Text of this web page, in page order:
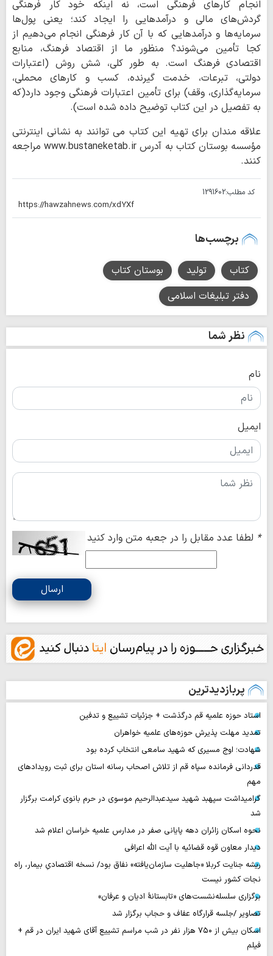
انجام کارهای فرهنگی است، نه اینکه خود کار فرهنگی
گردش‌های مالی و درآمدهایی را ایجاد کند؛ یعنی پول‌ها
سرمایه‌ها و درآمدهایی که با آن کار فرهنگی انجام می‌دهیم از
کجا تأمین می‌شوند؟ منظور ما از اقتصاد فرهنگ، منابع
اقتصادی فرهنگ است. به طور کلی، شش روش (اعتبارات
دولتی، تبرعات، خدمت گیرنده، کسب و کارهای محملی،
سرمایه‌گذاری، وقف) برای تأمین اعتبارات فرهنگی وجود دارد(که
به تفصیل در این کتاب توضیح داده شده است).
علاقه مندان برای تهیه این کتاب می توانند به نشانی اینترنتی
مؤسسه بوستان کتاب به آدرس www.bustaneketab.ir مراجعه
کنند.
کد مطلب:1291602
برچسب‌ها
کتاب تولید
بوستان کتاب
دفتر تبلیغات اسلامی
نظر شما
نام
ایمیل
* لطفا عدد مقابل را در جعبه متن وارد کنید
ارسال
پربازدیدترین
استاد حوزه علمیه قم درگذشت + جزئیات تشییع و تدفین
تمدید مهلت پذیرش حوزه‌های علمیه خواهران
شهادت؛ اوج مسیری که شهید سامعی انتخاب کرده بود
قدردانی فرمانده سپاه قم از تلاش اصحاب رسانه استان برای ثبت رویدادهای
مهم
گرامیداشت سپهبد شهید سیدعبدالرحیم موسوی در حرم بانوی کرامت برگزار
شد
نحوه اسکان زائران دهه پایانی صفر در مدارس علمیه خراسان اعلام شد
دیدار معاون قوه قضائیه با آیت الله اعرافی
ریشه جنایت کربلا «جاهلیت سازمان‌یافته» نفاق بود/ نسخه اقتصادیِ بیمار، راه
نجات کشور نیست
برگزاری سلسله‌نشست‌های «تابستانهٔ ادیان و عرفان»
تصاویر /جلسه قرارگاه عفاف و حجاب برگزار شد
اسکان بیش از ۷۵۰ هزار نفر در شب مراسم تشییع آقای شهید ایران در قم +
فیلم